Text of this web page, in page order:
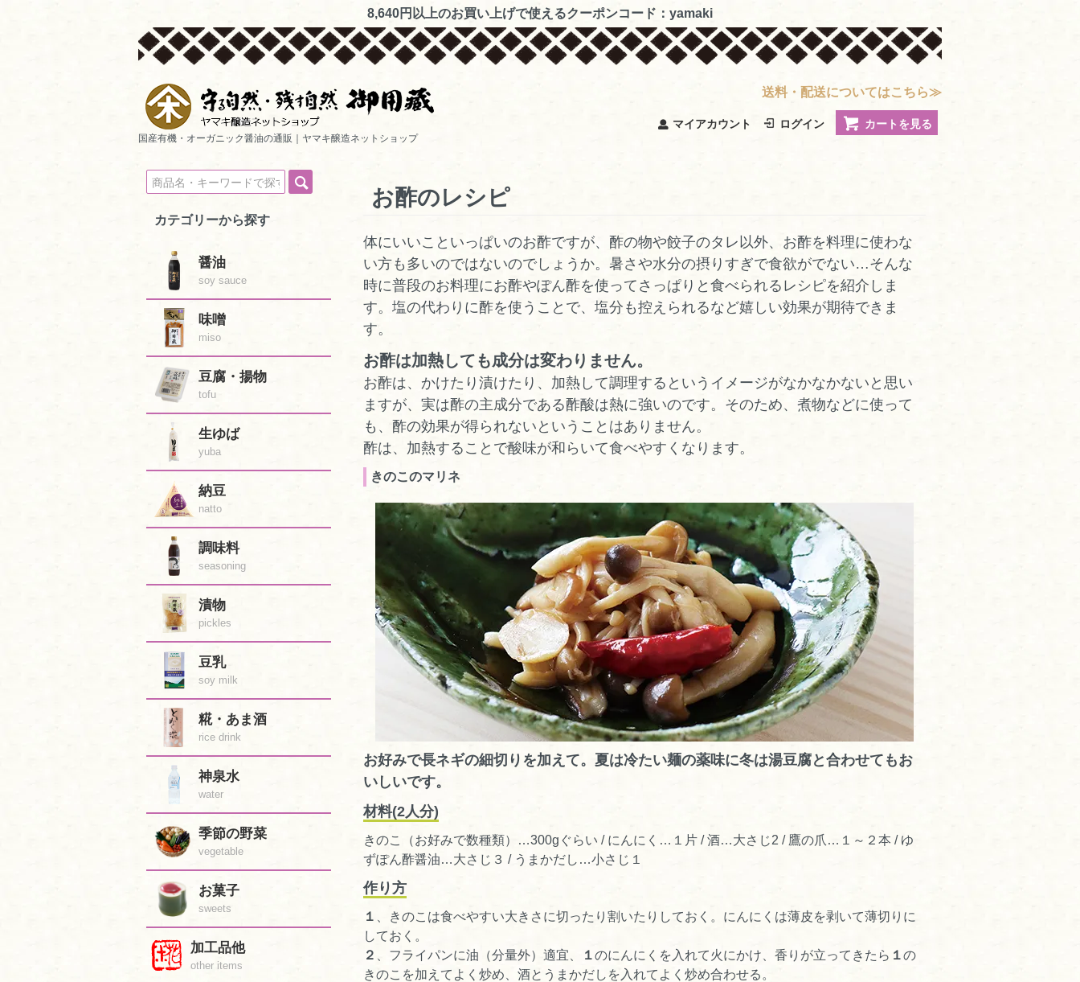
8,640円以上のお買い上げで使えるクーポンコード：yamaki
国産有機・オーガニック醤油の通販｜ヤマキ醸造ネットショップ
送料・配送についてはこちら≫
マイアカウント ログイン カートを見る
お酢のレシピ
体にいいこといっぱいのお酢ですが、酢の物や餃子のタレ以外、お酢を料理に使わな
い方も多いのではないのでしょうか。暑さや水分の摂りすぎで食欲がでない…そんな
時に普段のお料理にお酢やぽん酢を使ってさっぱりと食べられるレシピを紹介しま
す。塩の代わりに酢を使うことで、塩分も控えられるなど嬉しい効果が期待できま
す。
お酢は加熱しても成分は変わりません。
お酢は、かけたり漬けたり、加熱して調理するというイメージがなかなかないと思い
ますが、実は酢の主成分である酢酸は熱に強いのです。そのため、煮物などに使って
も、酢の効果が得られないということはありません。
酢は、加熱することで酸味が和らいて食べやすくなります。
きのこのマリネ
お好みで長ネギの細切りを加えて。夏は冷たい麺の薬味に冬は湯豆腐と合わせてもお
いしいです。
材料(2人分)
きのこ（お好みで数種類）…300gぐらい / にんにく…１片 / 酒…大さじ2 / 鷹の爪…１～２本 / ゆ
ずぽん酢醤油…大さじ３ / うまかだし…小さじ１
作り方
１
、きのこは食べやすい大きさに切ったり割いたりしておく。にんにくは薄皮を剥いて薄切りに
しておく。
２
、フライパンに油（分量外）適宜、 １のにんにくを入れて火にかけ、香りが立ってきたら １の
きのこを加えてよく炒め、酒とうまかだしを入れてよく炒め合わせる。
カテゴリーから探す
醤油
soy sauce
味噌
miso
豆腐・揚物
tofu
生ゆば
yuba
納豆
natto
調味料
seasoning
漬物
pickles
豆乳
soy milk
糀・あま酒
rice drink
神泉水
water
季節の野菜
vegetable
お菓子
sweets
加工品他
other items